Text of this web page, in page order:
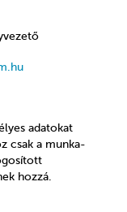
adatokat
csak a munka-
hozzá.